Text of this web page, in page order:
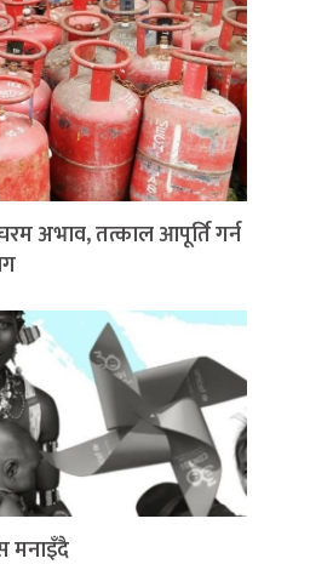
अभाव, तत्काल आपूर्ति गर्न
मनाइँदै